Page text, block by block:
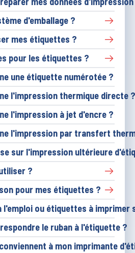
d'emballage ?
mes étiquettes ?
pour les étiquettes ?
une étiquette numérotée ?
l'impression thermique directe ?
l'impression à jet d'encre ?
l'impression par transfert
sur l'impression ultérieure
?
pour mes étiquettes ?
ou étiquettes à imprimer
le ruban à l'étiquette ?
à mon imprimante